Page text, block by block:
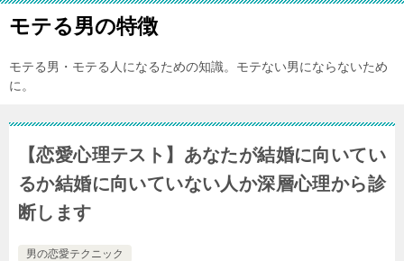
モテる男の特徴
モテる男・モテる人になるための知識。モテない男にならないため
に。
【恋愛心理テスト】あなたが結婚に向いてい
るか結婚に向いていない人か深層心理から診
断します
男の恋愛テクニック